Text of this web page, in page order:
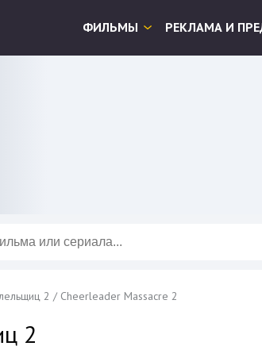
ФИЛЬМЫ РЕКЛАМА И
2 / Cheerleader Massacre 2
2